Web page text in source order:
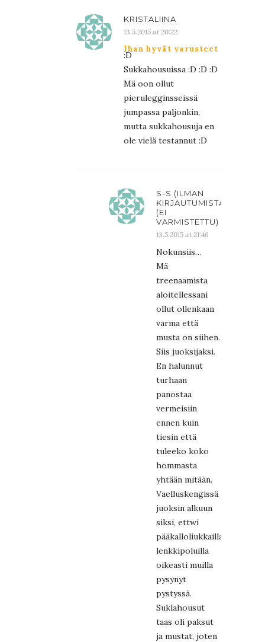
KRISTALIINA
13.5.2015 at 20:22
Ihan hyvät varusteet
:D
Sukkahousuissa :D :D :D
Mä oon ollut
pierulegginsseissä
jumpassa paljonkin,
mutta sukkahousuja en
ole vielä testannut :D
S-S (ILMAN
KIRJAUTUMISTA)
(EI
VARMISTETTU)
13.5.2015 at 21:46
Nokunsiis…
Mä
treenaamista
aloitellessani
ollut ollenkaan
varma että
musta on siihen.
Siis juoksijaksi.
En halunnut
turhaan
panostaa
vermeisiin
ennen kuin
tiesin että
tuleeko koko
hommasta
yhtään mitään.
Vaelluskengissä
juoksin alkuun
siksi, ettwi
pääkalloliukkailla
lenkkipoluilla
oikeasti muilla
pysynyt
pystyssä.
Suklahousut
taas oli paksut
ja mustat, joten